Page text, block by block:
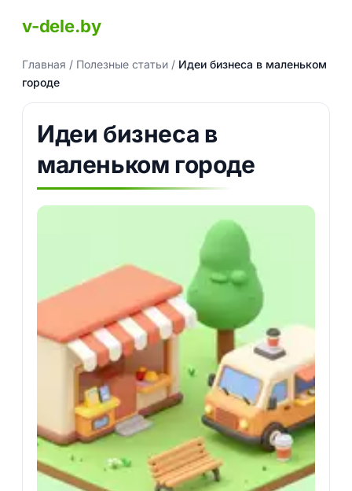
v-dele.by
Главная / Полезные статьи/ Идеи бизнеса в маленьком
городе
Идеи бизнеса в
маленьком городе